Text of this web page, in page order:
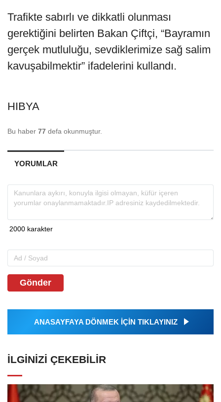
Trafikte sabırlı ve dikkatli olunması
gerektiğini belirten Bakan Çiftçi, “Bayramın
gerçek mutluluğu, sevdiklerimize sağ salim
kavuşabilmektir” ifadelerini kullandı.
HIBYA
Bu haber 77 defa okunmuştur.
YORUMLAR
Gönder
ANASAYFAYA DÖNMEK İÇİN TIKLAYINIZ
İLGINIZI ÇEKEBILIR